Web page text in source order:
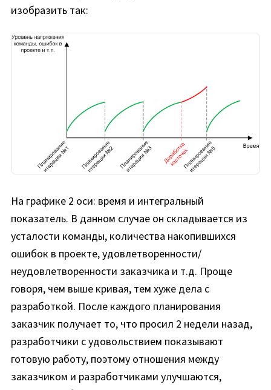
изобразить так:
На графике 2 оси: время и интегральный
показатель. В данном случае он складывается из
усталости команды, количества накопившихся
ошибок в проекте, удовлетворенности/
неудовлетворенности заказчика и т.д. Проще
говоря, чем выше кривая, тем хуже дела с
разработкой. После каждого планирования
заказчик получает то, что просил 2 недели назад,
разработчики с удовольствием показывают
готовую работу, поэтому отношения между
заказчиком и разработчиками улучшаются,